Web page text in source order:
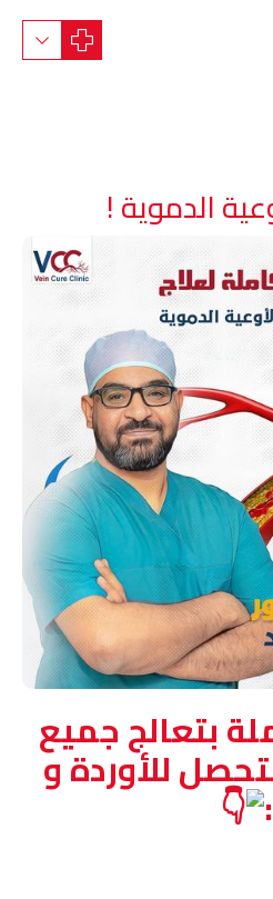
الدموية !
بتعالج جميع
للأوردة و